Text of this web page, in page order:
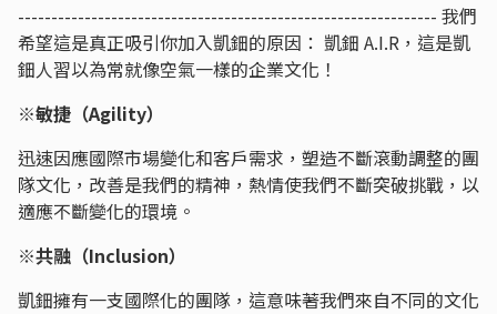
--------------------------------------------------------------- 我們
希望這是真正吸引你加入凱鈿的原因： 凱鈿 A.I.R，這是凱
鈿人習以為常就像空氣一樣的企業文化！
※敏捷（Agility）
迅速因應國際市場變化和客戶需求，塑造不斷滾動調整的團
隊文化，改善是我們的精神，熱情使我們不斷突破挑戰，以
適應不斷變化的環境。
※共融（Inclusion）
凱鈿擁有一支國際化的團隊，這意味著我們來自不同的文化